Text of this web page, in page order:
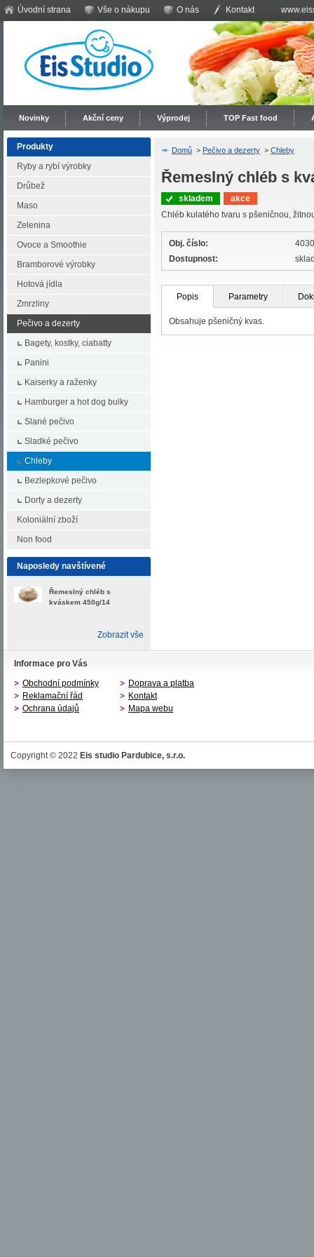
Úvodní strana Vše o nákupu O nás Kontakt
Novinky Akční ceny Výprodej TOP Fast food
Produkty
Ryby a rybí výrobky
Drůbež
Maso
Zelenina
Ovoce a Smoothie
Bramborové výrobky
Hotová jídla
Zmrzliny
Pečivo a dezerty
Bagety, kostky, ciabatty
Panini
Kaiserky a raženky
Hamburger a hot dog bulky
Slané pečivo
Sladké pečivo
Chleby
Bezlepkové pečivo
Dorty a dezerty
Koloniální zboží
Non food
Naposledy navštívené
Řemeslný chléb s
kváskem 450g/14
Zobrazit vše
Domů > Pečivo a dezerty > Chleby
Řemeslný chléb s
skladem
akce
Chléb kulatého tvaru s pšeničnou,
Obj. číslo:
Dostupnost:
Popis Parametry
Obsahuje pšeničný kvas.
Informace pro Vás
Obchodní podmínky
Reklamační řád
Ochrana údajů
Doprava a platba
Kontakt
Mapa webu
Copyright © 2022 Eis studio Pardubice, s.r.o.